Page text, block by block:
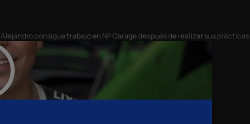
Alejandro consigue trabajo en NP Garage después de realizar sus prácticas